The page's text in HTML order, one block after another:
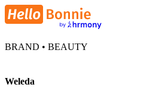
BRAND • BEAUTY
Weleda